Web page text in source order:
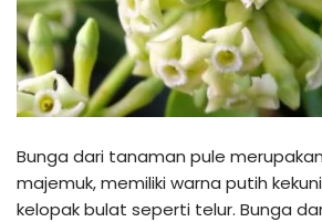
Bunga dari tanaman pule
majemuk, memiliki warna putih
kelopak bulat seperti telur. Bunga